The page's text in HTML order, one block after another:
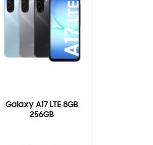
Galaxy A17 LTE 8GB
256GB